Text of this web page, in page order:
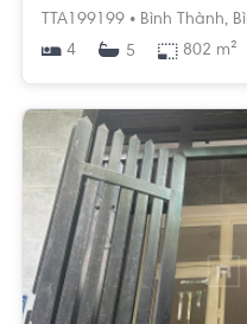
TTA199199 • Bình Thành,
4
5 802 m²